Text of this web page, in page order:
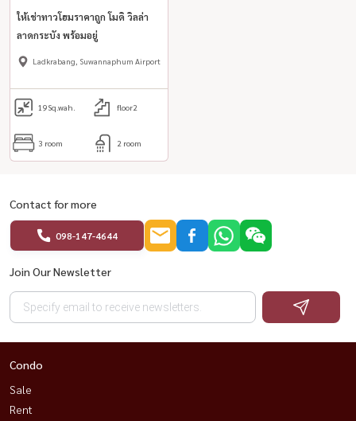
ให้เช่าทาวโฮมราคาถูก โมดิ วิลล่า
ลาดกระบัง พร้อมอยู่
Ladkrabang, Suwannaphum Airport
19Sq.wah. floor2
3 room 2 room
Contact for more
098-147-4644
Join Our Newsletter
Condo
Sale
Rent